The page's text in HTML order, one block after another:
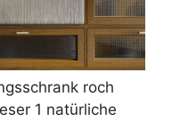
roch
1 natürliche